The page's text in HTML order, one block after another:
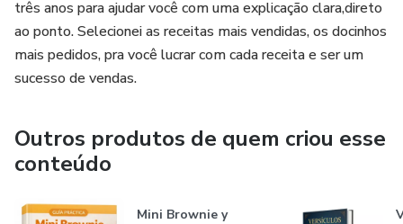
três anos para ajudar você com uma explicação clara,direto
ao ponto. Selecionei as receitas mais vendidas, os docinhos
mais pedidos, pra você lucrar com cada receita e ser um
sucesso de vendas.
Outros produtos de quem criou esse
conteúdo
Mini Brownie y